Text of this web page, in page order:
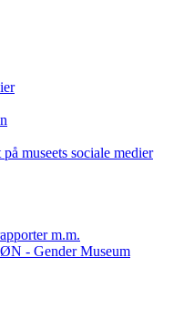
museets sociale medier
m.m.
- Gender Museum